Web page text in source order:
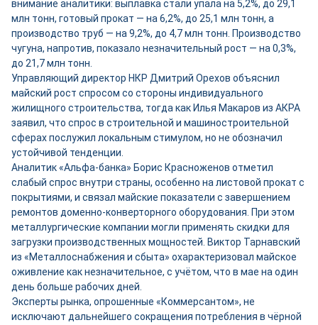
внимание аналитики: выплавка стали упала на 5,2%, до 29,1
млн тонн, готовый прокат — на 6,2%, до 25,1 млн тонн, а
производство труб — на 9,2%, до 4,7 млн тонн. Производство
чугуна, напротив, показало незначительный рост — на 0,3%,
до 21,7 млн тонн.
Управляющий директор НКР Дмитрий Орехов объяснил
майский рост спросом со стороны индивидуального
жилищного строительства, тогда как Илья Макаров из АКРА
заявил, что спрос в строительной и машиностроительной
сферах послужил локальным стимулом, но не обозначил
устойчивой тенденции.
Аналитик «Альфа-банка» Борис Красноженов отметил
слабый спрос внутри страны, особенно на листовой прокат с
покрытиями, и связал майские показатели с завершением
ремонтов доменно-конверторного оборудования. При этом
металлургические компании могли применять скидки для
загрузки производственных мощностей. Виктор Тарнавский
из «Металлоснабжения и сбыта» охарактеризовал майское
оживление как незначительное, с учётом, что в мае на один
день больше рабочих дней.
Эксперты рынка, опрошенные «Коммерсантом», не
исключают дальнейшего сокращения потребления в чёрной